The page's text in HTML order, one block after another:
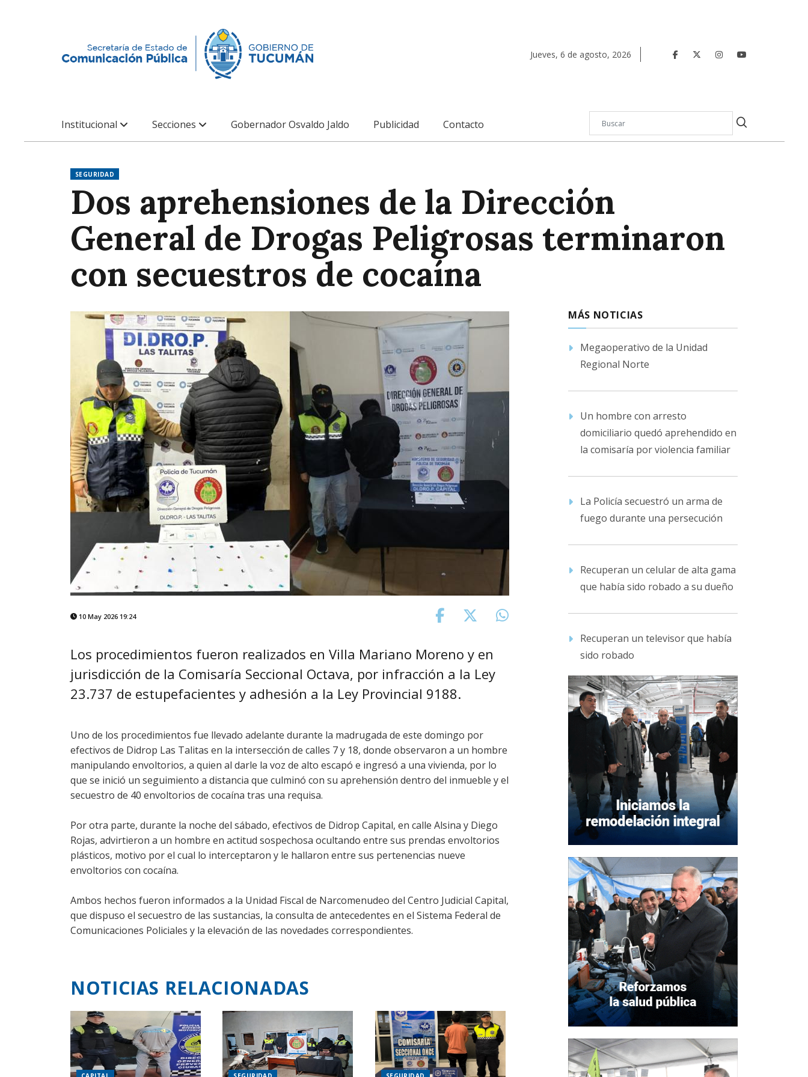
Jueves, 6 de agosto, 2026
Institucional Secciones Gobernador Osvaldo Jaldo Publicidad Contacto
SEGURIDAD
Dos aprehensiones de la Dirección
General de Drogas Peligrosas terminaron
con secuestros de cocaína
10 May 2026 19:24
Los procedimientos fueron realizados en Villa Mariano Moreno y en
jurisdicción de la Comisaría Seccional Octava, por infracción a la Ley
23.737 de estupefacientes y adhesión a la Ley Provincial 9188.
Uno de los procedimientos fue llevado adelante durante la madrugada de este domingo por
efectivos de Didrop Las Talitas en la intersección de calles 7 y 18, donde observaron a un hombre
manipulando envoltorios, a quien al darle la voz de alto escapó e ingresó a una vivienda, por lo
que se inició un seguimiento a distancia que culminó con su aprehensión dentro del inmueble y el
secuestro de 40 envoltorios de cocaína tras una requisa.
Por otra parte, durante la noche del sábado, efectivos de Didrop Capital, en calle Alsina y Diego
Rojas, advirtieron a un hombre en actitud sospechosa ocultando entre sus prendas envoltorios
plásticos, motivo por el cual lo interceptaron y le hallaron entre sus pertenencias nueve
envoltorios con cocaína.
Ambos hechos fueron informados a la Unidad Fiscal de Narcomenudeo del Centro Judicial Capital,
que dispuso el secuestro de las sustancias, la consulta de antecedentes en el Sistema Federal de
Comunicaciones Policiales y la elevación de las novedades correspondientes.
NOTICIAS RELACIONADAS
MÁS NOTICIAS
Megaoperativo de la Unidad
Regional Norte
Un hombre con arresto
domiciliario quedó aprehendido en
la comisaría por violencia familiar
La Policía secuestró un arma de
fuego durante una persecución
Recuperan un celular de alta gama
que había sido robado a su dueño
Recuperan un televisor que había
sido robado